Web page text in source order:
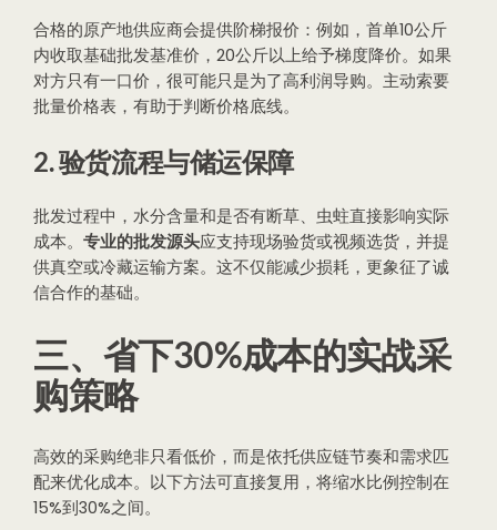
合格的原产地供应商会提供阶梯报价：例如，首单10公斤
内收取基础批发基准价，20公斤以上给予梯度降价。如果
对方只有一口价，很可能只是为了高利润导购。主动索要
批量价格表，有助于判断价格底线。
2. 验货流程与储运保障
批发过程中，水分含量和是否有断草、虫蛀直接影响实际
成本。专业的批发源头应支持现场验货或视频选货，并提
供真空或冷藏运输方案。这不仅能减少损耗，更象征了诚
信合作的基础。
三、省下30%成本的实战采
购策略
高效的采购绝非只看低价，而是依托供应链节奏和需求匹
配来优化成本。以下方法可直接复用，将缩水比例控制在
15%到30%之间。